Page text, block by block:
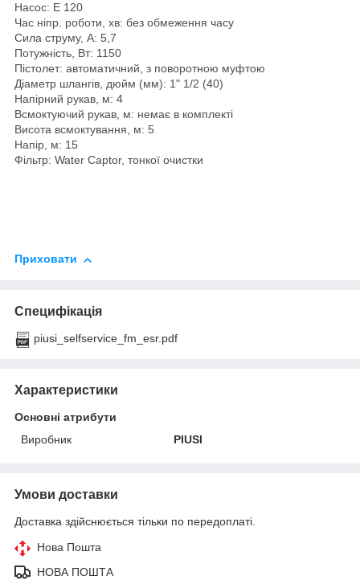
Насос: E 120
Час ніпр. роботи, хв: без обмеження часу
Сила струму, А: 5,7
Потужність, Вт: 1150
Пістолет: автоматичний, з поворотною муфтою
Діаметр шлангів, дюйм (мм): 1" 1/2 (40)
Напірний рукав, м: 4
Всмоктуючий рукав, м: немає в комплекті
Висота всмоктування, м: 5
Напір, м: 15
Фільтр: Water Captor, тонкої очистки
Приховати
Специфікація
piusi_selfservice_fm_esr.pdf
Характеристики
Основні атрибути
Виробник
PIUSI
Умови доставки
Доставка здійснюється тільки по передоплаті.
Нова Пошта
НОВА ПОШТА